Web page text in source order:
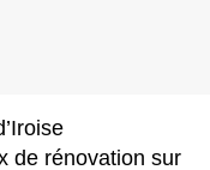
de rénovation sur